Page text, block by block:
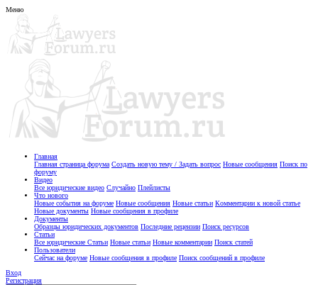
Меню
Главная
Главная страница форума Создать новую тему / Задать вопрос Новые сообщения Поиск по
форуму
Видео
Все юридические видео Случайно Плейлисты
Что нового
Новые события на форуме Новые сообщения Новые статьи Комментарии к новой статье
Новые документы Новые сообщения в профиле
Документы
Образцы юридических документов Последние рецензии Поиск ресурсов
Статьи
Все юридические Статьи Новые статьи Новые комментарии Поиск статей
Пользователи
Сейчас на форуме Новые сообщения в профиле Поиск сообщений в профиле
Вход
Регистрация